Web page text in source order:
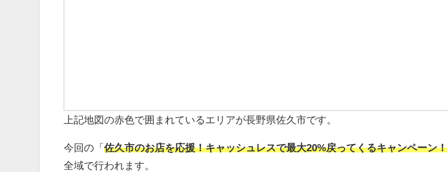
上記地図の赤色で囲まれているエリアが長野県佐久市です。
今回の「佐久市のお店を応援！キャッシュレスで最大20%戻ってくるキャンペーン！
全域で行われます。